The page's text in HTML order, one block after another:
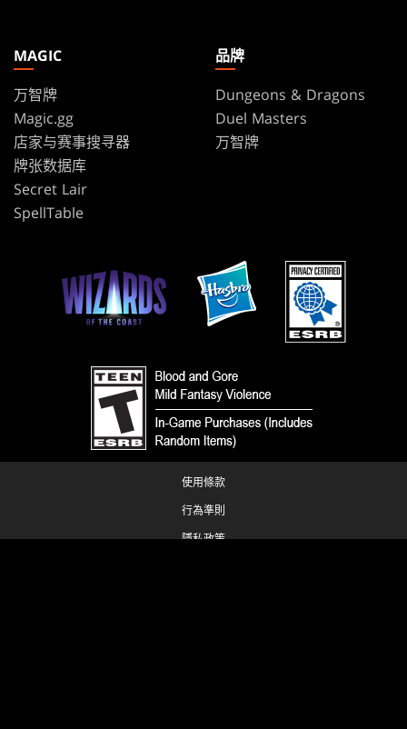
MAGIC
万智牌
Magic.gg
店家与赛事搜寻器
牌张数据库
Secret Lair
SpellTable
品牌
Dungeons & Dragons
Duel Masters
万智牌
使用條款
行為準則
隱私政策